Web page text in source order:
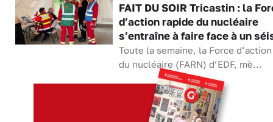
FAIT DU SOIR Tricastin : la
d’action rapide du nucléaire
s’entraîne à faire face à un
Toute la semaine, la Force
du nucléaire (FARN) d’EDF, mè...